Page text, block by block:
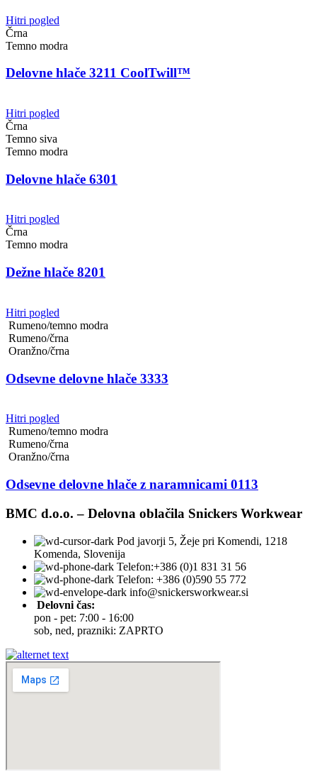
Hitri pogled
Črna
Temno modra
Delovne hlače 3211 CoolTwill™
Hitri pogled
Črna
Temno siva
Temno modra
Delovne hlače 6301
Hitri pogled
Črna
Temno modra
Dežne hlače 8201
Hitri pogled
Rumeno/temno modra
Rumeno/črna
Oranžno/črna
Odsevne delovne hlače 3333
Hitri pogled
Rumeno/temno modra
Rumeno/črna
Oranžno/črna
Odsevne delovne hlače z naramnicami 0113
BMC d.o.o. – Delovna oblačila Snickers Workwear
Pod javorji 5, Žeje pri Komendi, 1218
Komenda, Slovenija
Telefon:+386 (0)1 831 31 56
Telefon: +386 (0)590 55 772
info@snickersworkwear.si
Delovni čas:
pon - pet: 7:00 - 16:00
sob, ned, prazniki: ZAPRTO